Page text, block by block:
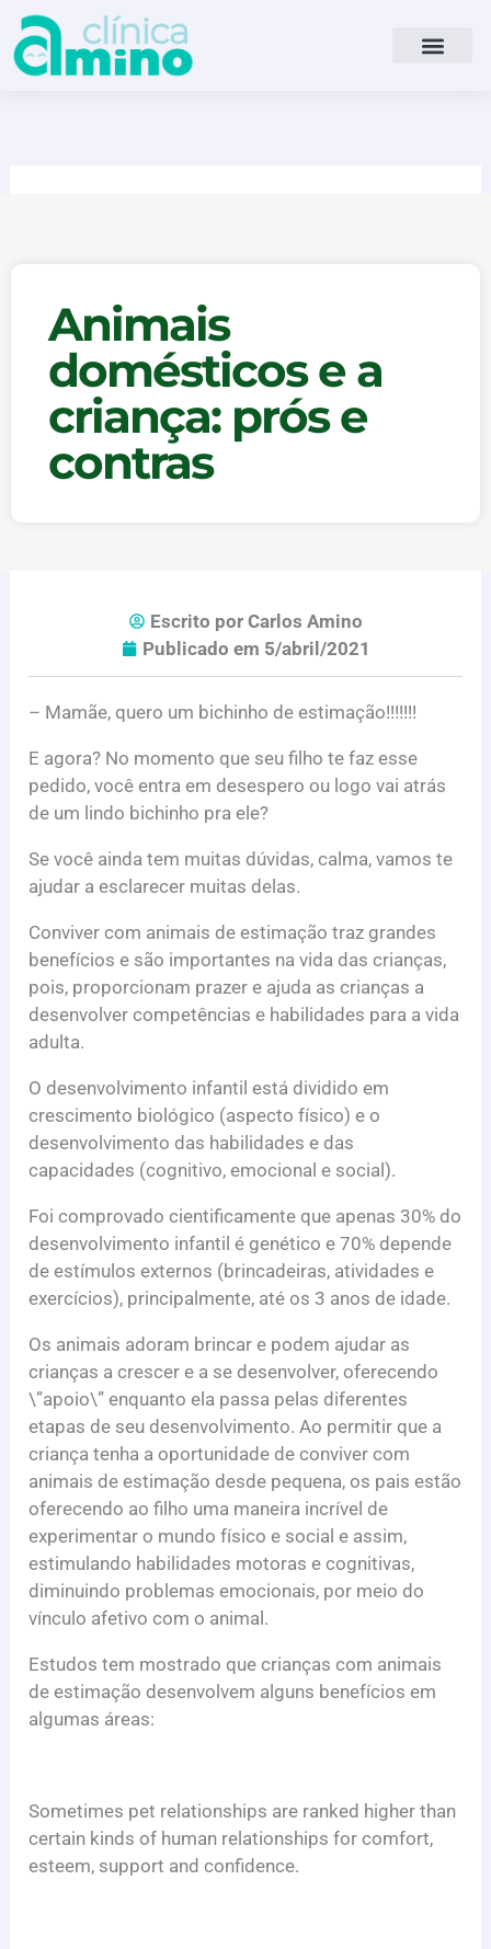
para
Animais
domésticos e a
criança: prós e
contras
Escrito porCarlos Amino
Publicado em 5/abril/2021
– Mamãe, quero um bichinho de estimação!!!!!!!
E agora? No momento que seu filho te faz esse
pedido, você entra em desespero ou logo vai atrás
de um lindo bichinho pra ele?
Se você ainda tem muitas dúvidas, calma, vamos te
ajudar a esclarecer muitas delas.
Conviver com animais de estimação traz grandes
benefícios e são importantes na vida das crianças,
pois, proporcionam prazer e ajuda as crianças a
desenvolver competências e habilidades para a vida
adulta.
O desenvolvimento infantil está dividido em
crescimento biológico (aspecto físico) e o
desenvolvimento das habilidades e das
capacidades (cognitivo, emocional e social).
Foi comprovado cientificamente que apenas 30% do
desenvolvimento infantil é genético e 70% depende
de estímulos externos (brincadeiras, atividades e
exercícios), principalmente, até os 3 anos de idade.
Os animais adoram brincar e podem ajudar as
crianças a crescer e a se desenvolver, oferecendo
\”apoio\” enquanto ela passa pelas diferentes
etapas de seu desenvolvimento. Ao permitir que a
criança tenha a oportunidade de conviver com
animais de estimação desde pequena, os pais estão
oferecendo ao filho uma maneira incrível de
experimentar o mundo físico e social e assim,
estimulando habilidades motoras e cognitivas,
diminuindo problemas emocionais, por meio do
vínculo afetivo com o animal.
Estudos tem mostrado que crianças com animais
de estimação desenvolvem alguns benefícios em
algumas áreas:
Sometimes pet relationships are ranked higher than
certain kinds of human relationships for comfort,
esteem, support and confidence.